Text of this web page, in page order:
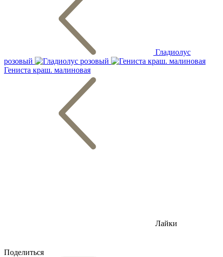
Гладиолус
розовый
Гениста краш. малиновая
Лайки
Поделиться